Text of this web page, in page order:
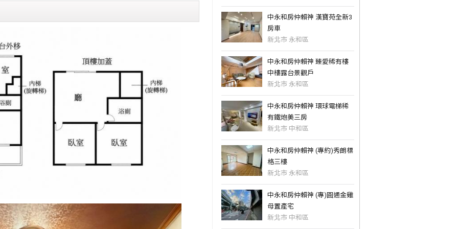
中永和房仲賴神 漢寶苑全新3
房車
新北市 永和區
中永和房仲賴神 臻愛稀有樓
中樓露台景觀戶
新北市 永和區
中永和房仲賴神 環球電梯稀
有鐵炮美三房
新北市 中和區
中永和房仲賴神 (專約)秀朗標
格三樓
新北市 永和區
中永和房仲賴神 (專)圓通金雞
母置產宅
新北市 中和區